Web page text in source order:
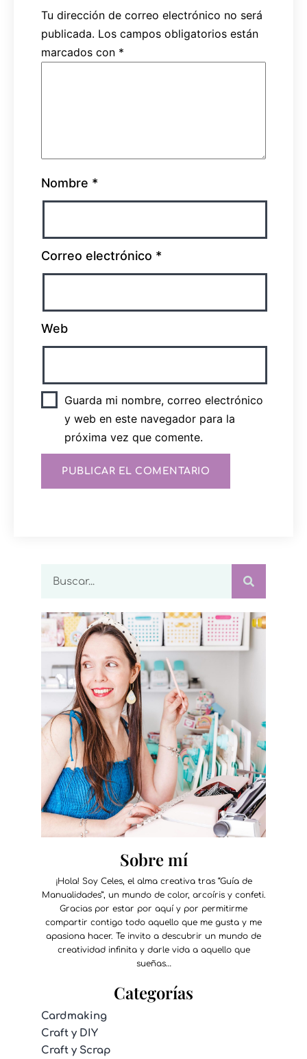
Tu dirección de correo electrónico no será
publicada. Los campos obligatorios están
marcados con *
Nombre *
Correo electrónico *
Web
Guarda mi nombre, correo electrónico
y web en este navegador para la
próxima vez que comente.
Sobre mí
¡Hola! Soy Celes, el alma creativa tras “Guía de
Manualidades”, un mundo de color, arcoíris y confeti.
Gracias por estar por aquí y por permitirme
compartir contigo todo aquello que me gusta y me
apasiona hacer. Te invito a descubrir un mundo de
creatividad infinita y darle vida a aquello que
sueñas…
Categorías
Cardmaking
Craft y DIY
Craft y Scrap